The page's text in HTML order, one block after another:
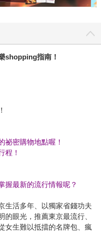
shopping指南！
祕密購物地點喔！
程！
握最新的流行情報呢？
生活多年、以獨家省錢功夫
眼光，推薦東京最流行、
女生難以抵擋的名牌包、瘋